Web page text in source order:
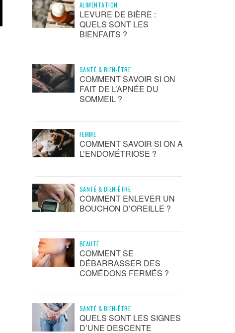
ALIMENTATION
LEVURE DE BIÈRE :
QUELS SONT LES
BIENFAITS ?
SANTÉ & BIEN-ÊTRE
COMMENT SAVOIR SI ON
FAIT DE L’APNÉE DU
SOMMEIL ?
FEMME
COMMENT SAVOIR SI ON A
L’ENDOMÉTRIOSE ?
SANTÉ & BIEN-ÊTRE
COMMENT ENLEVER UN
BOUCHON D’OREILLE ?
BEAUTÉ
COMMENT SE
DÉBARRASSER DES
COMÉDONS FERMÉS ?
SANTÉ & BIEN-ÊTRE
QUELS SONT LES SIGNES
D’UNE DESCENTE